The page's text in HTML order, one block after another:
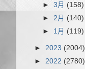
►3月 (158)
►2月 (140)
► 1月 (119)
► 2023 (2004)
► 2022 (2780)